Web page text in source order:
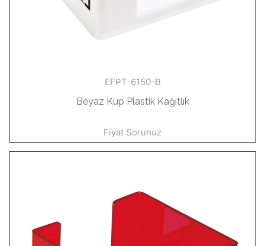
EFPT-6150-B
Beyaz Küp Plastik Kağıtlık
Fiyat Sorunuz